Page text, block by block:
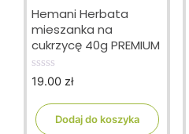
Hemani Herbata
mieszanka na
cukrzycę 40g PREMIUM
0
o
19.00 zł
Dodaj do koszyka